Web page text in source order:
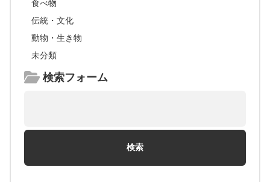
食べ物
伝統・文化
動物・生き物
未分類
検索フォーム